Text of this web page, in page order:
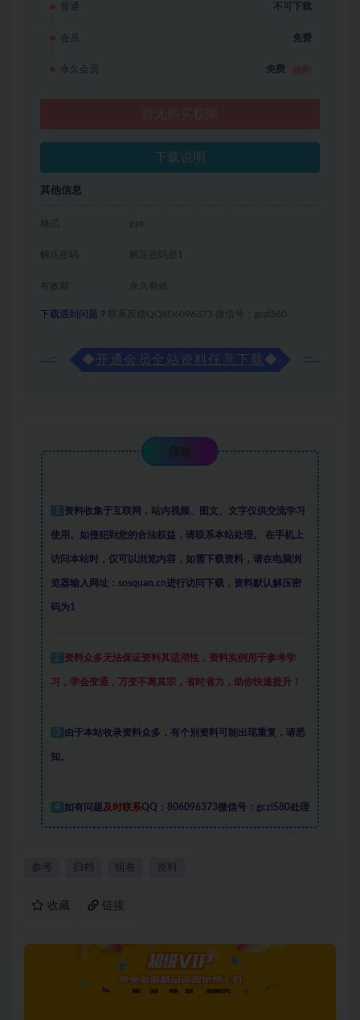
普通 不可下载
会员 免费
永久会员 免费
下载说明
其他信息
格式 ppt
解压密码是1
有效期 永久有效
下载遇到问题？ 联系反馈QQ806096373 微信号：gczl580
◆ 开通会员全站资料任意下载◆
须知
1 资料收集于互联网 ， 站内视频、图文、文字仅供交流学习
使用。如侵犯到您的合法权益，请联系本站处理。 在手机上
访问本站时，仅可以浏览内容，如需下载资料，请在电脑浏
览器输入网址：sosquan.cn进行访问下载， 资料默认解压密
码为1
2 资料众多无法保证资料其适用性，资料实例 用于参考学
习，学会变通，万变不离其宗，省时省力，助你快速提升！
3 由于本站收录资料众多，有个别资料可能出现重复，请悉
知。
4 如有问题及时联系QQ：806096373微信号：gczl580处理
参考 归档 组卷 资料
收藏 链接